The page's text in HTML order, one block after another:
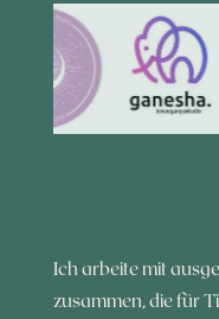
Ich arbeite mit
zusammen, die für